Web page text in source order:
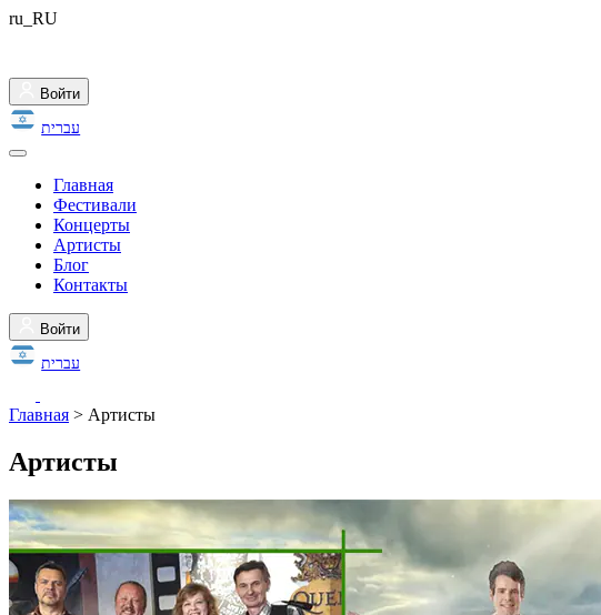
ru_RU
Войти
עברית
Главная
Фестивали
Концерты
Артисты
Блог
Контакты
Войти
עברית
Главная > Артисты
Артисты